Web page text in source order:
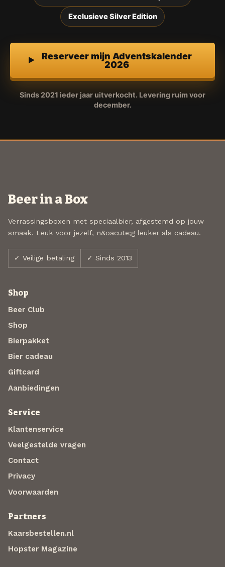
Exclusieve Silver Edition
Reserveer mijn Adventskalender
2026
Sinds 2021 ieder jaar uitverkocht. Levering ruim voor
december.
Beer in a Box
Verrassingsboxen met speciaalbier, afgestemd op jouw
smaak. Leuk voor jezelf, n&oacute;g leuker als cadeau.
✓ Veilige betaling ✓ Sinds 2013
Shop
Beer Club
Shop
Bierpakket
Bier cadeau
Giftcard
Aanbiedingen
Service
Klantenservice
Veelgestelde vragen
Contact
Privacy
Voorwaarden
Partners
Kaarsbestellen.nl
Hopster Magazine